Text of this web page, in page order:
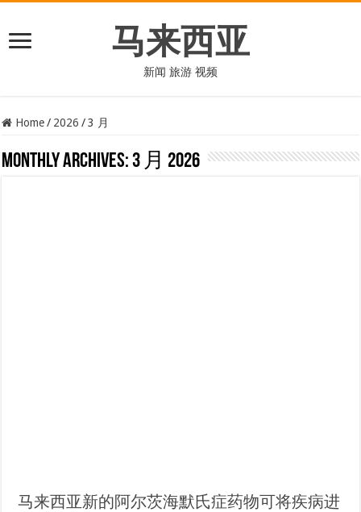
马来西亚
新闻 旅游 视频
Home / 2026 / 3 月
Monthly Archives:3 月 2026
马来西亚新的阿尔茨海默氏症药物可将疾病进